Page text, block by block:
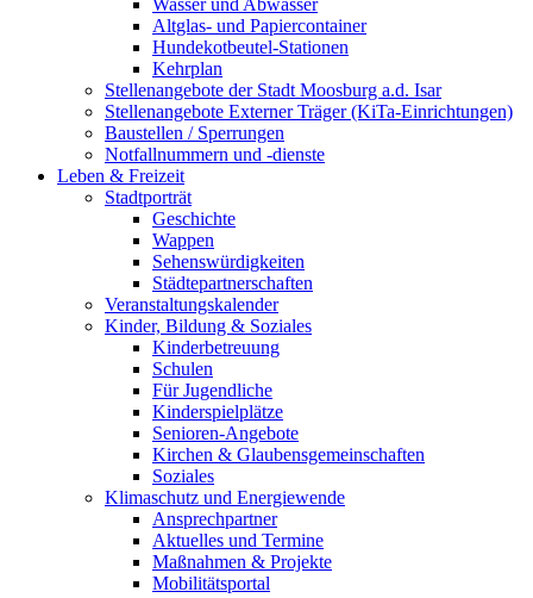
Wasser und Abwasser
Altglas- und Papiercontainer
Hundekotbeutel-Stationen
Kehrplan
Stellenangebote der Stadt Moosburg a.d. Isar
Stellenangebote Externer Träger (KiTa-Einrichtungen)
Baustellen / Sperrungen
Notfallnummern und -dienste
Leben & Freizeit
Stadtporträt
Geschichte
Wappen
Sehenswürdigkeiten
Städtepartnerschaften
Veranstaltungskalender
Kinder, Bildung & Soziales
Kinderbetreuung
Schulen
Für Jugendliche
Kinderspielplätze
Senioren-Angebote
Kirchen & Glaubensgemeinschaften
Soziales
Klimaschutz und Energiewende
Ansprechpartner
Aktuelles und Termine
Maßnahmen & Projekte
Mobilitätsportal